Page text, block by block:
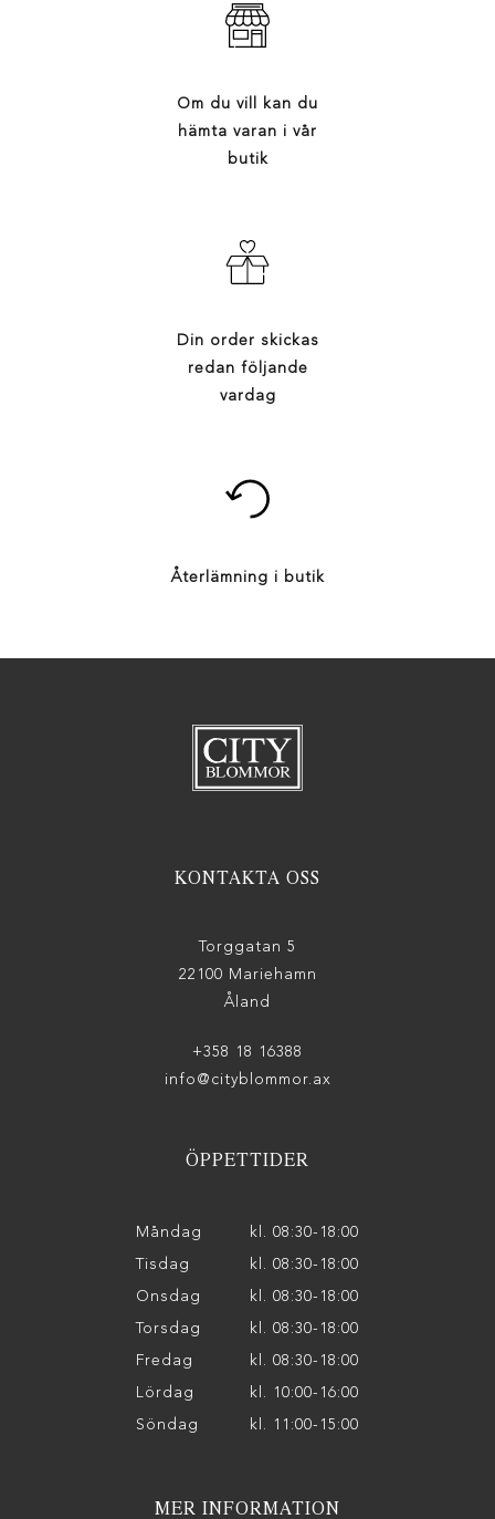
Om du vill kan du
hämta varan i vår
butik
Din order skickas
redan följande
vardag
Återlämning i butik
KONTAKTA OSS
Torggatan 5
22100 Mariehamn
Åland
+358 18 16388
info@cityblommor.ax
ÖPPETTIDER
Måndag kl. 08:30-18:00
Tisdag kl. 08:30-18:00
Onsdag kl. 08:30-18:00
Torsdag kl. 08:30-18:00
Fredag kl. 08:30-18:00
Lördag kl. 10:00-16:00
Söndag kl. 11:00-15:00
MER INFORMATION